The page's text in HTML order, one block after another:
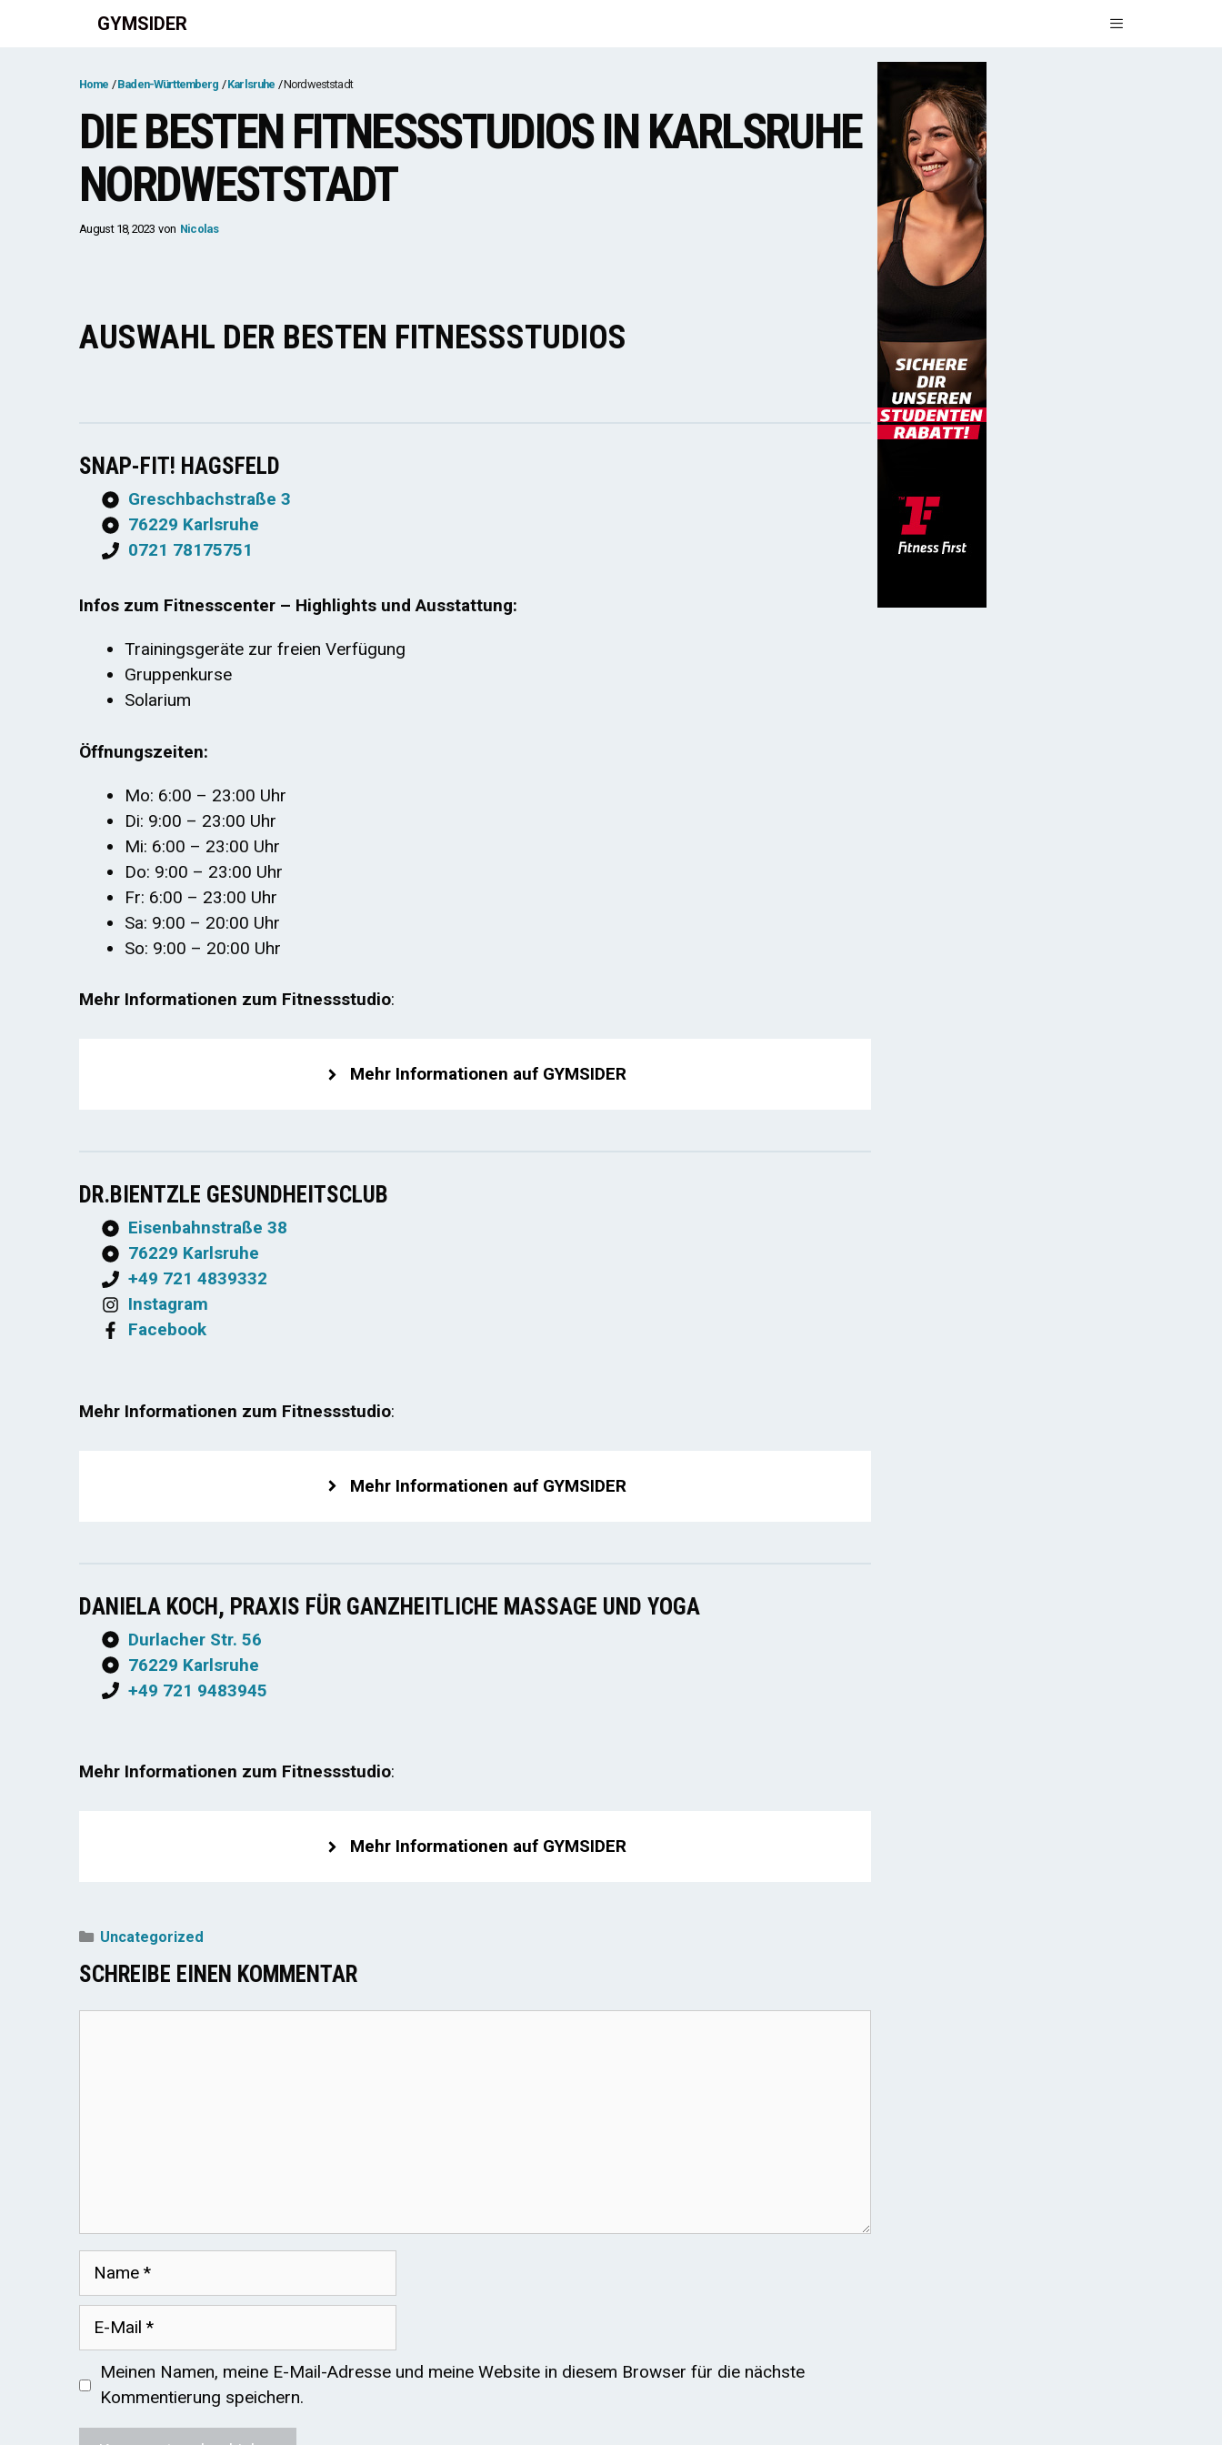
GYMSIDER
Home Baden-Württemberg Karlsruhe Nordweststadt
DIE BESTEN FITNESSSTUDIOS IN KARLSRUHE
NORDWESTSTADT
August 18, 2023 von Nicolas
AUSWAHL DER BESTEN FITNESSSTUDIOS
SNAP-FIT! HAGSFELD
Greschbachstraße 3
76229 Karlsruhe
0721 78175751
Infos zum Fitnesscenter – Highlights und Ausstattung:
Trainingsgeräte zur freien Verfügung
Gruppenkurse
Solarium
Öffnungszeiten:
Mo: 6:00 – 23:00 Uhr
Di: 9:00 – 23:00 Uhr
Mi: 6:00 – 23:00 Uhr
Do: 9:00 – 23:00 Uhr
Fr: 6:00 – 23:00 Uhr
Sa: 9:00 – 20:00 Uhr
So: 9:00 – 20:00 Uhr
Mehr Informationen zum Fitnessstudio:
Mehr Informationen auf GYMSIDER
DR.BIENTZLE GESUNDHEITSCLUB
Eisenbahnstraße 38
76229 Karlsruhe
+49 721 4839332
Instagram
Facebook
Mehr Informationen zum Fitnessstudio:
Mehr Informationen auf GYMSIDER
DANIELA KOCH, PRAXIS FÜR GANZHEITLICHE MASSAGE UND YOGA
Durlacher Str. 56
76229 Karlsruhe
+49 721 9483945
Mehr Informationen zum Fitnessstudio:
Mehr Informationen auf GYMSIDER
Kategorien
Uncategorized
SCHREIBE EINEN KOMMENTAR
Name
Meinen Namen, meine E-Mail-Adresse und meine Website in diesem Browser für die nächste
Kommentierung speichern.